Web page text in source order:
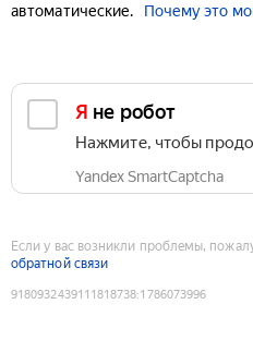
автоматические.
Почему это
Я не робот
Нажмите, чтобы
Yandex SmartCaptcha
Если у вас возникли проблемы,
обратной связи
9180932439111818738:1786073996